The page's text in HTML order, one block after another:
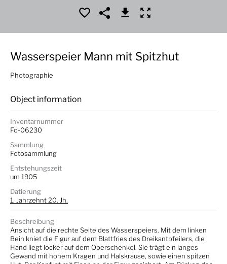
Wasserspeier Mann mit Spitzhut
Photographie
Object information
Inventarnummer
Fo-06230
Sammlung
Fotosammlung
Entstehungszeit
um 1905
Datierung
1. Jahrzehnt 20. Jh.
Beschreibung
Ansicht auf die rechte Seite des Wasserspeiers. Mit dem linken
Bein kniet die Figur auf dem Blattfries des Dreikantpfeilers, die
Hand liegt locker auf dem Oberschenkel. Sie trägt ein langes
Gewand mit hohem Kragen und Halskrause, sowie einen spitzen